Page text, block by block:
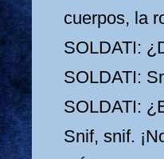
cuerpos, la
SOLDATI:
SOLDATI:
SOLDATI:
Snif, snif.